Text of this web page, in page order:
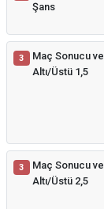
Şans
3
Maç Sonucu ve
Altı/Üstü 1,5
3
Maç Sonucu ve
Altı/Üstü 2,5